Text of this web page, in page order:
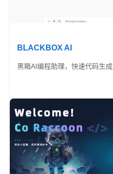
BLACKBOX AI
黑箱AI编程助理，快速代码生成